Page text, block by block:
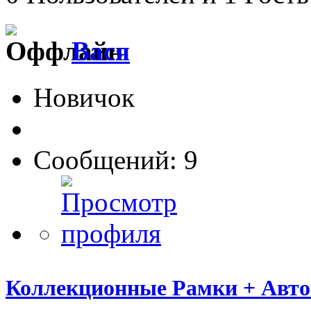
Вася
Новичок
Сообщений: 9
Коллекционные Рамки +